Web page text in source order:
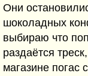
Они
шоколадных
выбираю что
раздаётся
магазине погас